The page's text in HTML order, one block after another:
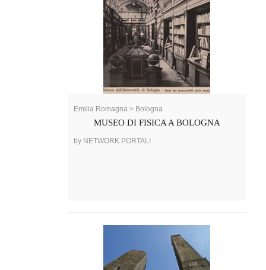
Emilia Romagna > Bologna
MUSEO DI FISICA A BOLOGNA
by NETWORK PORTALI